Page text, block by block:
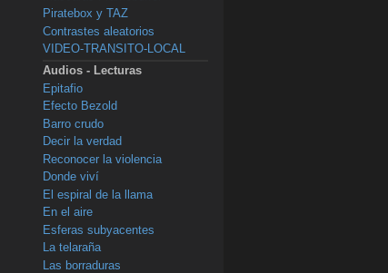
Piratebox y TAZ
Contrastes aleatorios
VIDEO-TRANSITO-LOCAL
Audios - Lecturas
Epitafio
Efecto Bezold
Barro crudo
Decir la verdad
Reconocer la violencia
Donde viví
El espiral de la llama
En el aire
Esferas subyacentes
La telaraña
Las borraduras